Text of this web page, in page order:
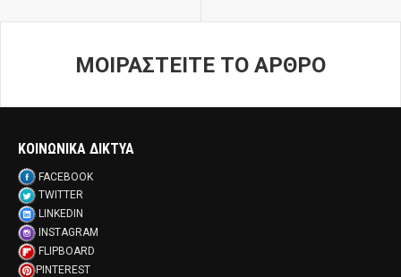
ΜΟΙΡΑΣΤΕΙΤΕ ΤΟ ΑΡΘΡΟ
ΚΟΙΝΩΝΙΚΑ ΔΙΚΤΥΑ
FACEBOOK
TWITTER
LINKEDIN
INSTAGRAM
FLIPBOARD
PINTEREST